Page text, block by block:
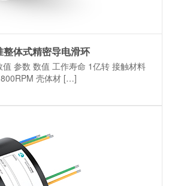
体式精密导电滑环
参数 数值 工作寿命 1亿转 接触材料
壳体材 […]